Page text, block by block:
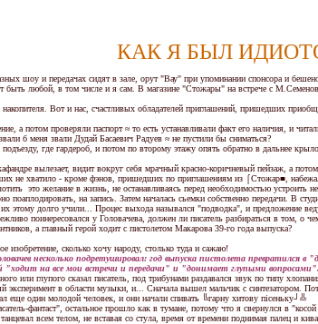
КАК Я БЫЛ
шоу и передачах сидят в зале, орут "Вау" при упоминании спонсора и
любой, в том числе и я сам. В магазине "Стожары" на встрече с
Вот и нас, счастливых обладателей приглашений, пришедших
а потом проверяли паспорт ≈ то есть устанавливали факт его наличия, и
б меня звали Дудай Басаевич Радуев ≈ не пустили бы сниматься?
где гардероб, и потом по второму этажу опять обратно в дальнее
вылезает, видит вокруг себя мрачный красно-коричневый пейзаж, а потом
не хватило - кроме фэнов, пришедших по приглашениям из ⌠Стожар■,
это желание в жизнь, не останавливаясь перед необходимостью устроить
на запись. Затем началась сьемки собственно передачи. В
долго учили... Процес выхода назывался "подводка", и предложение
у Головачева, должен ли писатель разбираться в том, о
а главный герой ходит с пистолетом Макарова 39-го года выпуска?
сколько хочу народу, столько туда и сажаю!
несколько подретушировал: год выпуска пистолета превратился
на все мои встречи и передачи" и "донимает глупыми
глупого сказал писатель, под трибунами раздавался звук по типу
в области музыки, и... Сначала вышел мальчик с синтезатором.
один молодой человек, и они начали спивать ╚гарну хитову пiсеньку┘╩
фантаст", остальное прошло как в тумане, потому что я свернулся в
всем телом, не вставая со стула, время от времени поднимая палец и